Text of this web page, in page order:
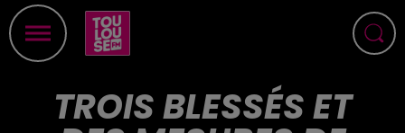
TROIS BLESSÉS ET